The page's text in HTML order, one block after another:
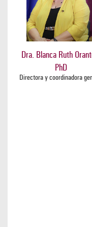
Dra. Blanca Ruth
PhD
Directora y coordinadora